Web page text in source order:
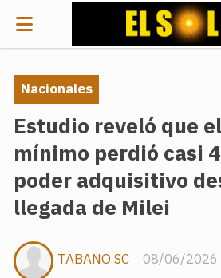
Estudio reveló que
mínimo perdió casi
poder adquisitivo
llegada de Milei
Nacionales
08/06/2026
TABANO SC